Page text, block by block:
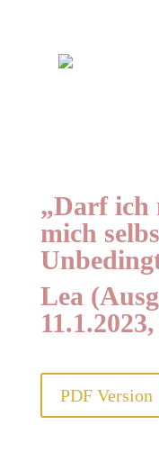
„Darf ich
mich
Lea
PDF Version